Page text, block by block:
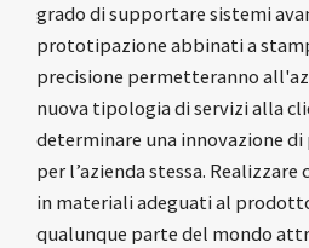
grado di supportare sistemi
prototipazione abbinati a
precisione permetteranno
nuova tipologia di servizi alla
determinare una innovazione
per l’azienda stessa.
in materiali adeguati al
qualunque parte del mondo